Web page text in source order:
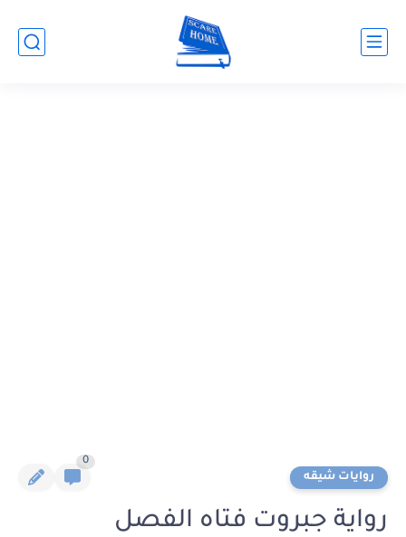
روايات شيقه
0
رواية جبروت فتاه الفصل